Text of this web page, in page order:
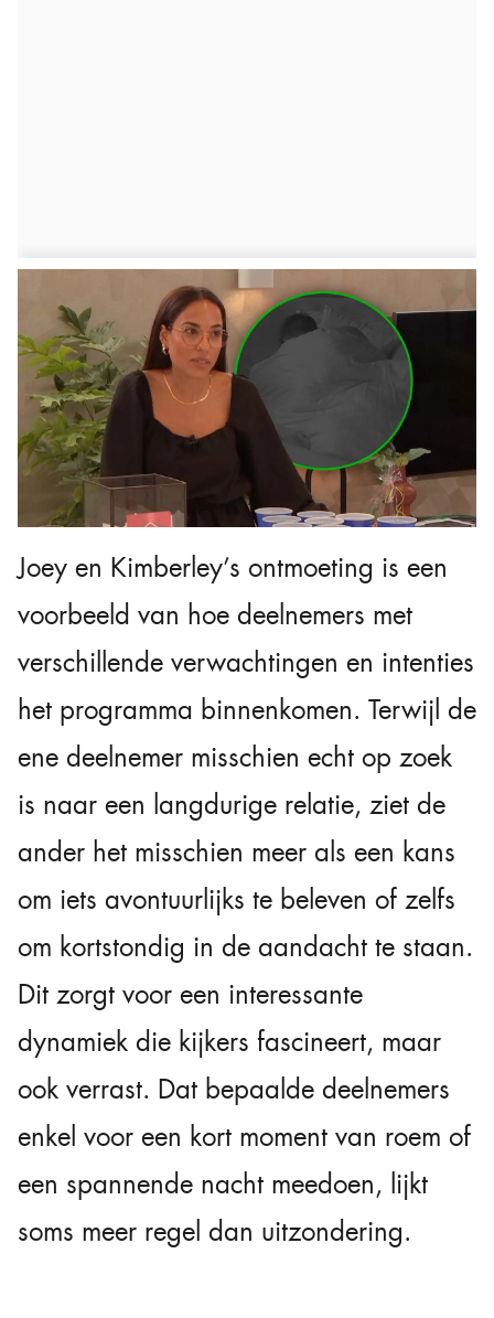
Joey en Kimberley’s ontmoeting is een
voorbeeld van hoe deelnemers met
verschillende verwachtingen en intenties
het programma binnenkomen. Terwijl de
ene deelnemer misschien echt op zoek
is naar een langdurige relatie, ziet de
ander het misschien meer als een kans
om iets avontuurlijks te beleven of zelfs
om kortstondig in de aandacht te staan.
Dit zorgt voor een interessante
dynamiek die kijkers fascineert, maar
ook verrast. Dat bepaalde deelnemers
enkel voor een kort moment van roem of
een spannende nacht meedoen, lijkt
soms meer regel dan uitzondering.